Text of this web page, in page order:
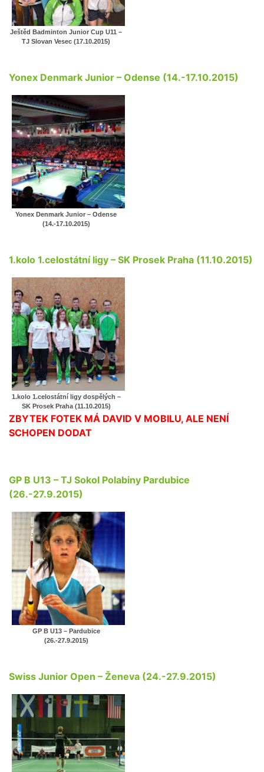
Ještěd Badminton Junior Cup U11 –
TJ Slovan Vesec (17.10.2015)
Yonex Denmark Junior – Odense (14.-17.10.2015)
Yonex Denmark Junior – Odense
(14.-17.10.2015)
1.kolo 1.celostátní ligy – SK Prosek Praha (11.10.2015)
1.kolo 1.celostátní ligy dospělých –
SK Prosek Praha (11.10.2015)
ZBYTEK FOTEK MÁ DAVID V MOBILU, ALE NENÍ
SCHOPEN DODAT
GP B U13 – TJ Sokol Polabiny Pardubice
(26.-27.9.2015)
GP B U13 – Pardubice
(26.-27.9.2015)
Swiss Junior Open – Ženeva (24.-27.9.2015)